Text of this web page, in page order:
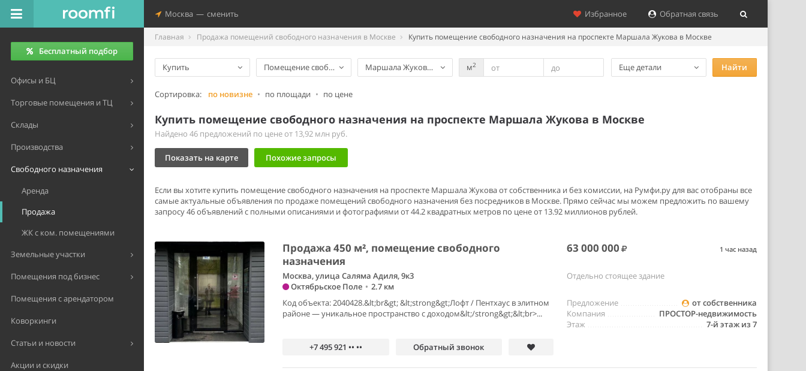
Москва — сменить Избранное Обратная связь
Бесплатный подбор
Офисы и БЦ
Торговые помещения и ТЦ
Склады
Производства
Свободного назначения
Аренда
Продажа
ЖК с ком. помещениями
Земельные участки
Помещения под бизнес
Помещения с арендатором
Коворкинги
Статьи и новости
Акции и скидки
Главная Продажа помещений свободного назначения в Москве Купить помещение свободного назначения на проспекте Маршала Жукова в Москве
Купить Помещение свободного назначенияМаршала Жукова, проспектм2 Еще детали Найти
Сортировка: по новизне • по площади • по цене
Купить помещение свободного назначения на проспекте Маршала Жукова в Москве
Найдено 46 предложений по цене от 13,92 млн руб.
Показать на карте Похожие запросы
Если вы хотите купить помещение свободного назначения на проспекте Маршала Жукова от собственника и без комиссии, на Румфи.ру для вас отобраны все
самые актуальные объявления по продаже помещений свободного назначения без посредников в Москве. Прямо сейчас мы можем предложить по вашему
запросу 46 объявлений с полными описаниями и фотографиями от 44.2 квадратных метров по цене от 13.92 миллионов рублей.
Продажа 450 м², помещение свободного
назначения
63 000 000 1 час назад
Москва, улица Саляма Адиля, 9к3
Октябрьское Поле • 2.7 км
Отдельно стоящее здание
Код объекта: 2040428.&lt;br&gt; &lt;strong&gt;Лофт / Пентхаус в элитном
районе — уникальное пространство с доходом&lt;/strong&gt;&lt;br>...
от собственника
Предложение
ПРОСТОР-недвижимость
Компания
7-й этаж из 7
Этаж
+7 495 921 •• •• Обратный звонок